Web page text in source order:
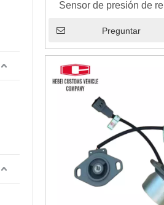
Sensor de presión de
excavador KHR24000
Sumitomo SH200-3
Preguntar